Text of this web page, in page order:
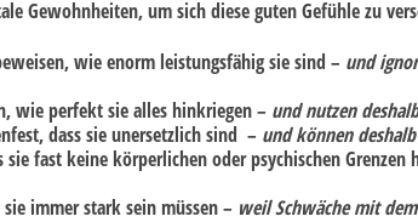
Gewohnheiten, um sich diese guten Gefühle zu
wie enorm leistungsfähig sie sind – und
wie perfekt sie alles hinkriegen – und nutzen
dass sie unersetzlich sind – und können
sie fast keine körperlichen oder psychischen Grenzen
immer stark sein müssen – weil Schwäche mit